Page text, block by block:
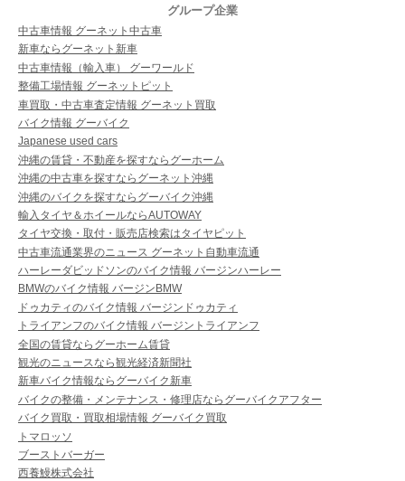
グループ企業
中古車情報 グーネット中古車
新車ならグーネット新車
中古車情報（輸入車） グーワールド
整備工場情報 グーネットピット
車買取・中古車査定情報 グーネット買取
バイク情報 グーバイク
Japanese used cars
沖縄の賃貸・不動産を探すならグーホーム
沖縄の中古車を探すならグーネット沖縄
沖縄のバイクを探すならグーバイク沖縄
輸入タイヤ＆ホイールならAUTOWAY
タイヤ交換・取付・販売店検索はタイヤピット
中古車流通業界のニュース グーネット自動車流通
ハーレーダビッドソンのバイク情報 バージンハーレー
BMWのバイク情報 バージンBMW
ドゥカティのバイク情報 バージンドゥカティ
トライアンフのバイク情報 バージントライアンフ
全国の賃貸ならグーホーム賃貸
観光のニュースなら観光経済新聞社
新車バイク情報ならグーバイク新車
バイクの整備・メンテナンス・修理店ならグーバイクアフター
バイク買取・買取相場情報 グーバイク買取
トマロッソ
ブーストバーガー
西養鰻株式会社